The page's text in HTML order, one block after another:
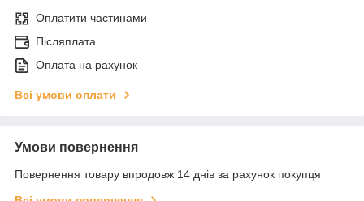
Оплатити частинами
Післяплата
Оплата на рахунок
Всі умови оплати
Умови повернення
Повернення товару впродовж 14 днів за рахунок покупця